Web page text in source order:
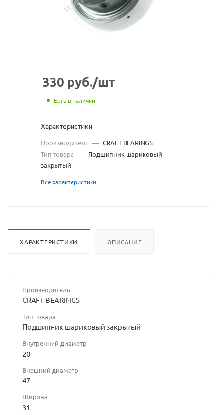
330 руб./шт
Есть в наличии
Характеристики
Производитель — CRAFT BEARINGS
Тип товара — Подшипник шариковый
закрытый
Все характеристики
ХАРАКТЕРИСТИКИ ОПИСАНИЕ
Производитель
CRAFT BEARINGS
Тип товара
Подшипник шариковый закрытый
Внутренний диаметр
20
Внешний диаметр
47
Ширина
31